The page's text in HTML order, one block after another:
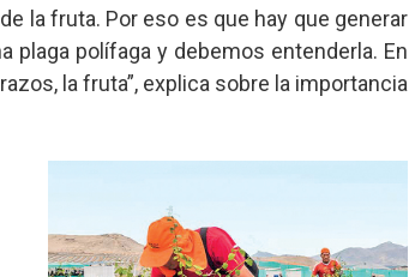
la fruta. Por eso es que hay que generar
plaga polífaga y debemos entenderla. En
la fruta”, explica sobre la importancia